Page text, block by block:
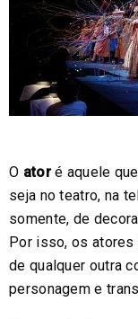
O atoré aquele
seja no teatro, na
somente, de
Por isso, os atores
de qualquer outra
personagem e